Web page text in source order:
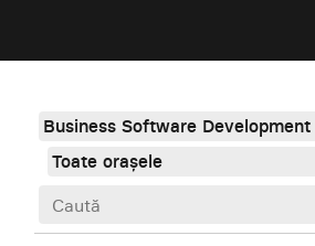
Business Software Development
Toate orașele